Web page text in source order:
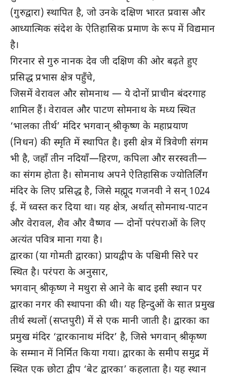
(गुरुद्वारा) स्थापित है, जो उनके दक्षिण भारत प्रवास और
आध्यात्मिक संदेश के ऐतिहासिक प्रमाण के रूप में विद्यमान
है।
गिरनार से गुरु नानक देव जी दक्षिण की ओर बढ़ते हुए
प्रसिद्ध प्रभास क्षेत्र पहुँचे,
जिसमें वेरावल और सोमनाथ — ये दोनों प्राचीन बंदरगाह
शामिल हैं। वेरावल और पाटण सोमनाथ के मध्य स्थित
‘भालका तीर्थ’ मंदिर भगवान् श्रीकृष्ण के महाप्रयाण
(निधन) की स्मृति में स्थापित है। इसी क्षेत्र में त्रिवेणी संगम
भी है, जहाँ तीन नदियाँ—हिरण, कपिला और सरस्वती—
का संगम होता है। सोमनाथ अपने ऐतिहासिक ज्योतिर्लिंग
मंदिर के लिए प्रसिद्ध है, जिसे मह्मूद गजनवी ने सन् 1024
ई. में ध्वस्त कर दिया था। यह क्षेत्र, अर्थात् सोमनाथ-पाटन
और वेरावल, शैव और वैष्णव — दोनों परंपराओं के लिए
अत्यंत पवित्र माना गया है।
द्वारका (या गोमती द्वारका) प्रायद्वीप के पश्चिमी सिरे पर
स्थित है। परंपरा के अनुसार,
भगवान् श्रीकृष्ण ने मथुरा से आने के बाद इसी स्थान पर
द्वारका नगर की स्थापना की थी। यह हिन्दुओं के सात प्रमुख
तीर्थ स्थलों (सप्तपुरी) में से एक मानी जाती है। द्वारका का
प्रमुख मंदिर ‘द्वारकानाथ मंदिर’ है, जिसे भगवान् श्रीकृष्ण
के सम्मान में निर्मित किया गया। द्वारका के समीप समुद्र में
स्थित एक छोटा द्वीप ‘बेट द्वारका’ कहलाता है। यह स्थान